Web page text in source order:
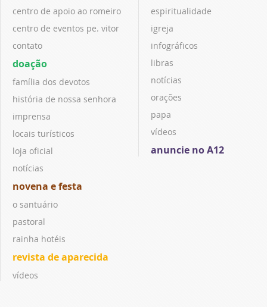
centro de apoio ao romeiro
centro de eventos pe. vitor
contato
doação
família dos devotos
história de nossa senhora
imprensa
locais turísticos
loja oficial
notícias
novena e festa
o santuário
pastoral
rainha hotéis
revista de aparecida
vídeos
espiritualidade
igreja
infográficos
libras
notícias
orações
papa
vídeos
anuncie no A12